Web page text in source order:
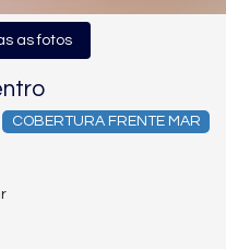
as fotos
COBERTURA FRENTE MAR